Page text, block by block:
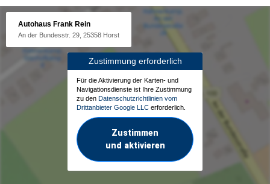
Autohaus Frank Rein
An der Bundesstr. 29, 25358 Horst
Zustimmung erforderlich
Für die Aktivierung der Karten- und
Navigationsdienste ist Ihre Zustimmung
zu den Datenschutzrichtlinien vom
Drittanbieter Google LLC erforderlich.
Zustimmen
und aktivieren